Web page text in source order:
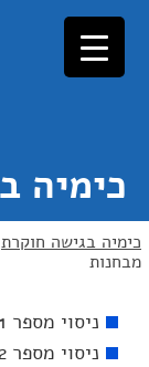
כימיה
כימיה בגישה חוקרת
מבחנות
ניסוי מספר 1 – ניסוי בקבוק I
ניסוי מספר 2 – ניסוי בקבוק II